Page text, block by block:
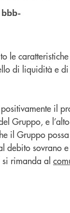
bbb-
le
di liquidità e
il
Gruppo, e
il Gruppo
debito sovrano
rimanda al